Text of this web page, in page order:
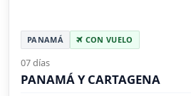
PANAMÁ CON VUELO
07 días
PANAMÁ Y CARTAGENA